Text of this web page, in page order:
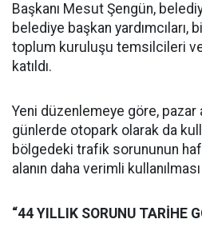
Başkanı Mesut Şengün,
belediye başkan yardımcıları,
toplum kuruluşu temsilcileri
katıldı.
Yeni düzenlemeye göre, pazar
günlerde otopark olarak da
bölgedeki trafik sorununun
alanın daha verimli
“44 YILLIK SORUNU TARİHE